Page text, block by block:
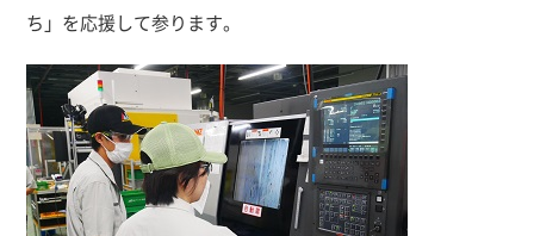
ち」を応援して参ります。